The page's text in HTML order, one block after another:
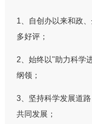
1、自创办以来和政
多好评；
2、始终以"助力科学
纲领；
3、坚持科学发展道
共同发展；